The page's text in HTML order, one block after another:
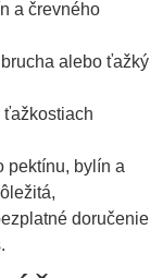
a črevného
alebo ťažký
ťažkostiach
pektínu, bylín a
doručenie